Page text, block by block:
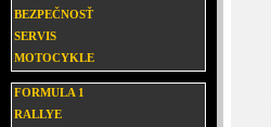
BEZPEČNOSŤ
SERVIS
MOTOCYKLE
FORMULA 1
RALLYE